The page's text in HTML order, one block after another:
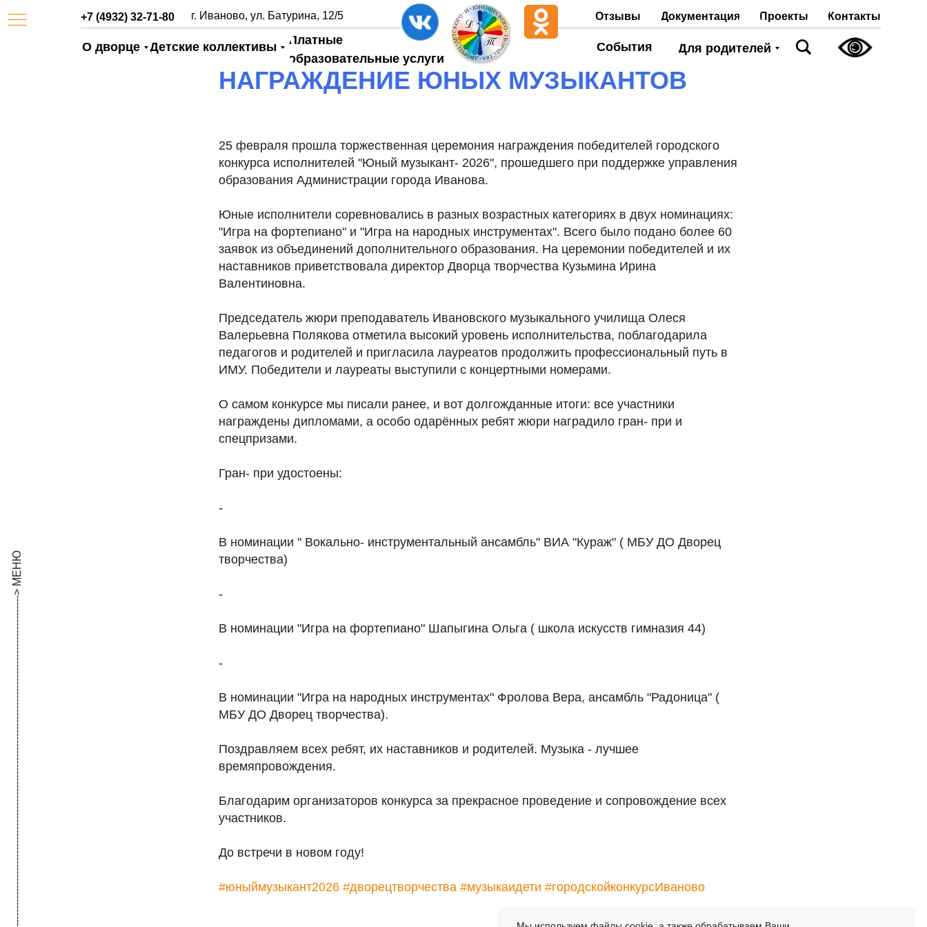
Контакты
Детские коллективы
Платные
образовательные услуги
+7 (4932) 32-71-80 Отзывы Документация
События
Проекты
г. Иваново, ул. Батурина, 12/5
О дворце Для родителей
------------------------------------------------------------------------------------------------------------------> МЕНЮ
НАГРАЖДЕНИЕ ЮНЫХ МУЗЫКАНТОВ
25 февраля прошла торжественная церемония награждения победителей городского
конкурса исполнителей "Юный музыкант- 2026", прошедшего при поддержке управления
образования Администрации города Иванова.
Юные исполнители соревновались в разных возрастных категориях в двух номинациях:
"Игра на фортепиано" и "Игра на народных инструментах". Всего было подано более 60
заявок из объединений дополнительного образования. На церемонии победителей и их
наставников приветствовала директор Дворца творчества Кузьмина Ирина
Валентиновна.
Председатель жюри преподаватель Ивановского музыкального училища Олеся
Валерьевна Полякова отметила высокий уровень исполнительства, поблагодарила
педагогов и родителей и пригласила лауреатов продолжить профессиональный путь в
ИМУ. Победители и лауреаты выступили с концертными номерами.
О самом конкурсе мы писали ранее, и вот долгожданные итоги: все участники
награждены дипломами, а особо одарённых ребят жюри наградило гран- при и
спецпризами.
Гран- при удостоены:
-
В номинации " Вокально- инструментальный ансамбль" ВИА "Кураж" ( МБУ ДО Дворец
творчества)
-
В номинации "Игра на фортепиано" Шапыгина Ольга ( школа искусств гимназия 44)
-
В номинации "Игра на народных инструментах" Фролова Вера, ансамбль "Радоница" (
МБУ ДО Дворец творчества).
Поздравляем всех ребят, их наставников и родителей. Музыка - лучшее
времяпровождения.
Благодарим организаторов конкурса за прекрасное проведение и сопровождение всех
участников.
До встречи в новом году!
#юныймузыкант2026 #дворецтворчества #музыкаидети #городскойконкурсИваново